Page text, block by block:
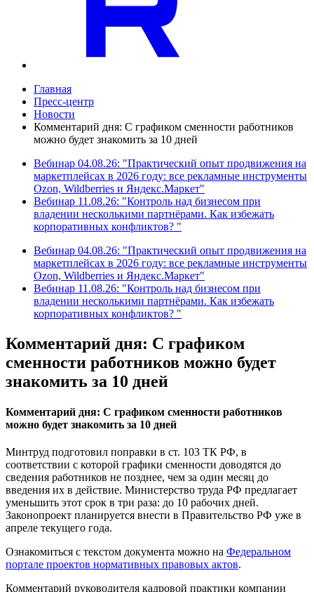
Главная
Пресс-центр
Новости
Комментарий дня: С графиком сменности работников
можно будет знакомить за 10 дней
Вебинар 04.08.26: "Практический опыт продвижения на
маркетплейсах в 2026 году: все рекламные инструменты
Ozon, Wildberries и Яндекс.Маркет"
Вебинар 11.08.26: "Контроль над бизнесом при
владении несколькими партнёрами. Как избежать
корпоративных конфликтов? "
Вебинар 04.08.26: "Практический опыт продвижения на
маркетплейсах в 2026 году: все рекламные инструменты
Ozon, Wildberries и Яндекс.Маркет"
Вебинар 11.08.26: "Контроль над бизнесом при
владении несколькими партнёрами. Как избежать
корпоративных конфликтов? "
Комментарий дня: С графиком
сменности работников можно будет
знакомить за 10 дней
Комментарий дня: С графиком сменности работников
можно будет знакомить за 10 дней
Минтруд подготовил поправки в ст. 103 ТК РФ, в
соответствии с которой графики сменности доводятся до
сведения работников не позднее, чем за один месяц до
введения их в действие. Министерство труда РФ предлагает
уменьшить этот срок в три раза: до 10 рабочих дней.
Законопроект планируется внести в Правительство РФ уже в
апреле текущего года.
Ознакомиться с текстом документа можно на Федеральном
портале проектов нормативных правовых актов.
Комментарий руководителя кадровой практики компании